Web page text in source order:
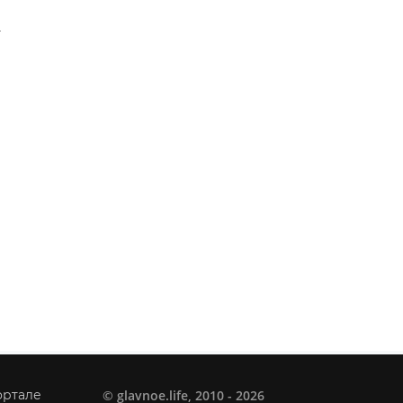
© glavnoe.life , 2010 - 2026